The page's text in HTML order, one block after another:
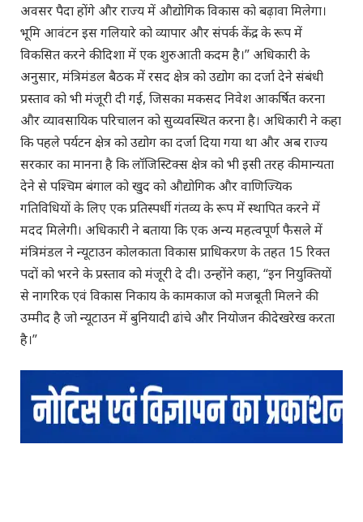
अवसर पैदा होंगे और राज्य में औद्योगिक विकास को बढ़ावा मिलेगा।
भूमि आवंटन इस गलियारे को व्यापार और संपर्क केंद्र के रूप में
विकसित करने की दिशा में एक शुरुआती कदम है।” अधिकारी के
अनुसार, मंत्रिमंडल बैठक में रसद क्षेत्र को उद्योग का दर्जा देने संबंधी
प्रस्ताव को भी मंजूरी दी गई, जिसका मकसद निवेश आकर्षित करना
और व्यावसायिक परिचालन को सुव्यवस्थित करना है। अधिकारी ने कहा
कि पहले पर्यटन क्षेत्र को उद्योग का दर्जा दिया गया था और अब राज्य
सरकार का मानना है कि लॉजिस्टिक्स क्षेत्र को भी इसी तरह की मान्यता
देने से पश्चिम बंगाल को खुद को औद्योगिक और वाणिज्यिक
गतिविधियों के लिए एक प्रतिस्पर्धी गंतव्य के रूप में स्थापित करने में
मदद मिलेगी। अधिकारी ने बताया कि एक अन्य महत्वपूर्ण फैसले में
मंत्रिमंडल ने न्यूटाउन कोलकाता विकास प्राधिकरण के तहत 15 रिक्त
पदों को भरने के प्रस्ताव को मंजूरी दे दी। उन्होंने कहा, “इन नियुक्तियों
से नागरिक एवं विकास निकाय के कामकाज को मजबूती मिलने की
उम्मीद है जो न्यूटाउन में बुनियादी ढांचे और नियोजन की देखरेख करता
है।”